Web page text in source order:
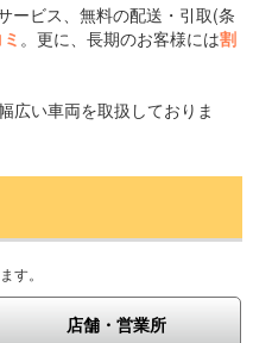
ービス、無料の配送・引取(条
。更に、長期のお客様には割
広い車両を取扱しておりま
す。
店舗・営業所